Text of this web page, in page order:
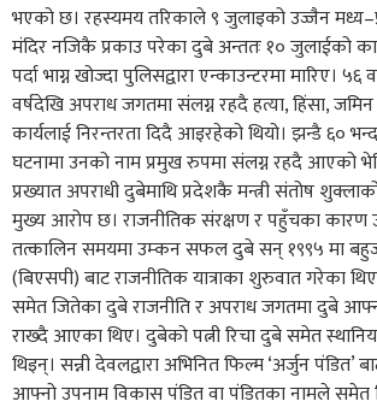
भएको छ। रहस्यमय तरिकाले ९ जुलाइको उज्जैन
मंदिर नजिकै प्रकाउ परेका दुबे अन्ततः १० जुलाईको
पर्दा भाग्न खोज्दा पुलिसद्वारा एन्काउन्टरमा मारिए।
वर्षदेखि अपराध जगतमा संलग्न रहदै हत्या, हिंसा,
कार्यलाई निरन्तरता दिदै आइरहेको थियो। झन्डै ६०
घटनामा उनको नाम प्रमुख रुपमा संलग्न रहदै आएको
प्रख्यात अपराधी दुबेमाथि प्रदेशकै मन्त्री संतोष
मुख्य आरोप छ। राजनीतिक संरक्षण र पहुँचका कारण
तत्कालिन समयमा उम्कन सफल दुबे सन् १९९५ मा
(बिएसपी) बाट राजनीतिक यात्राका शुरुवात गरेका
समेत जितेका दुबे राजनीति र अपराध जगतमा दुबे
राख्दै आएका थिए। दुबेको पत्नी रिचा दुबे समेत
थिइन्। सन्नी देवलद्वारा अभिनित फिल्म ‘अर्जुन पंडित’
आफ्नो उपनाम विकास पंडित वा पंडितका नामले समेत